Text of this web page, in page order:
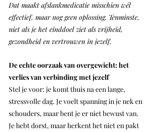
Dat maakt afslankmedicatie misschien wél
effectief, maar nog geen oplossing. Tenminste,
niet als je het einddoel ziet als vrijheid,
gezondheid en vertrouwen in jezelf.
De echte oorzaak van overgewicht: het
verlies van verbinding met jezelf
Stel je voor: je komt thuis na een lange,
stressvolle dag. Je voelt spanning in je nek en
schouders, maar bent je er niet bewust van.
Je hebt dorst, maar herkent het niet en pakt